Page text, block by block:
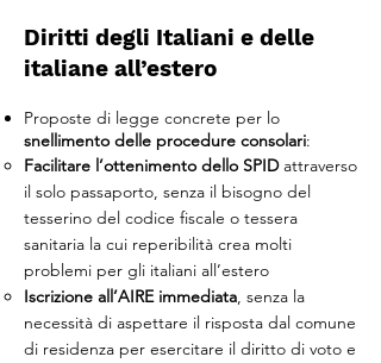
Diritti degli Italiani e delle
italiane all’estero
Proposte di legge concrete per lo
snellimento delle procedure consolari:
Facilitare l’ottenimento dello SPIDattraverso
il solo passaporto, senza il bisogno del
tesserino del codice fiscale o tessera
sanitaria la cui reperibilità crea molti
problemi per gli italiani all’estero
Iscrizione all’AIRE immediata, senza la
necessità di aspettare il risposta dal comune
di residenza per esercitare il diritto di voto e